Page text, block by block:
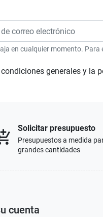
en cualquier momento.
generales y la
Solicitar presupuesto
Presupuestos a medida
grandes cantidades
cuenta